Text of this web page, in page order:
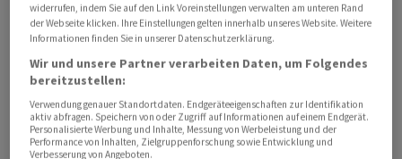
Angriffe folgen auf Verhandlungen
Am Donnerstag hatten die USA und der Iran noch
indirekt über das umstrittene Atomprogramm des
Landes verhandelt. Für eine Einigung hatte Trump
Teheran ein Ultimatum bis Anfang März gestellt - und
widerrufen, indem Sie auf den Link Voreinstellungen verwalten am unteren Rand
der Webseite klicken. Ihre Einstellungen gelten innerhalb unseres Website. Weitere
Informationen finden Sie in unserer Datenschutzerklärung.
Wir und unsere Partner verarbeiten Daten, um Folgendes
bereitzustellen:
Verwendung genauer Standortdaten. Endgeräteeigenschaften zur Identifikation
aktiv abfragen. Speichern von oder Zugriff auf Informationen auf einem Endgerät.
Personalisierte Werbung und Inhalte, Messung von Werbeleistung und der
Performance von Inhalten, Zielgruppenforschung sowie Entwicklung und
Verbesserung von Angeboten.